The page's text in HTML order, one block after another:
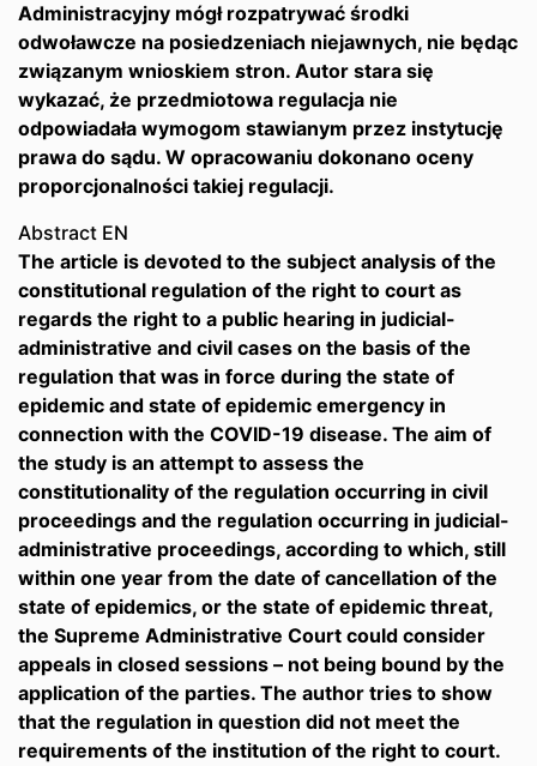
Administracyjny mógł rozpatrywać środki
odwoławcze na posiedzeniach niejawnych, nie będąc
związanym wnioskiem stron. Autor stara się
wykazać, że przedmiotowa regulacja nie
odpowiadała wymogom stawianym przez instytucję
prawa do sądu. W opracowaniu dokonano oceny
proporcjonalności takiej regulacji.
Abstract EN
The article is devoted to the subject analysis of the
constitutional regulation of the right to court as
regards the right to a public hearing in judicial-
administrative and civil cases on the basis of the
regulation that was in force during the state of
epidemic and state of epidemic emergency in
connection with the COVID-19 disease. The aim of
the study is an attempt to assess the
constitutionality of the regulation occurring in civil
proceedings and the regulation occurring in judicial-
administrative proceedings, according to which, still
within one year from the date of cancellation of the
state of epidemics, or the state of epidemic threat,
the Supreme Administrative Court could consider
appeals in closed sessions – not being bound by the
application of the parties. The author tries to show
that the regulation in question did not meet the
requirements of the institution of the right to court.